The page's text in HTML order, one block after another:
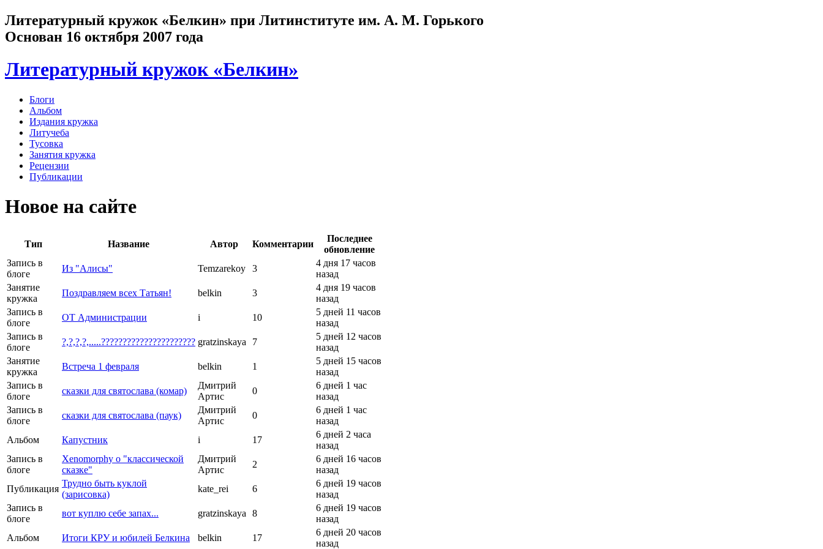
Литературный кружок «Белкин» при Литинституте им. А. М. Горького
Основан 16 октября 2007 года
Литературный кружок «Белкин»
Блоги
Альбом
Издания кружка
Литучеба
Тусовка
Занятия кружка
Рецензии
Публикации
Новое на сайте
Тип Название Автор Комментарии
Последнее
обновление
Запись в
блоге
Из "Алисы" Temzarekoy 3
4 дня 17 часов
назад
Занятие
кружка
Поздравляем всех Татьян! belkin 3
4 дня 19 часов
назад
Запись в
блоге
ОТ Администрации i 10
5 дней 11 часов
назад
Запись в
блоге
?,?,?,?,.....?????????????????????? gratzinskaya 7
5 дней 12 часов
назад
Занятие
кружка
Встреча 1 февраля belkin 1
5 дней 15 часов
назад
Запись в
блоге
сказки для святослава (комар)
Дмитрий
Артис
0
6 дней 1 час
назад
Запись в
блоге
сказки для святослава (паук)
Дмитрий
Артис
0
6 дней 1 час
назад
Альбом
Капустник i 17
6 дней 2 часа
назад
Запись в
блоге
Xenomorphу о "классической
сказке"
Дмитрий
Артис
2
6 дней 16 часов
назад
Публикация
Трудно быть куклой
(зарисовка)
kate_rei 6
6 дней 19 часов
назад
Запись в
блоге
вот куплю себе запах... gratzinskaya 8
6 дней 19 часов
назад
Альбом
Итоги КРУ и юбилей Белкина belkin 17
6 дней 20 часов
назад